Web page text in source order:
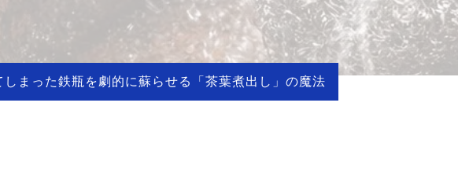
まった鉄瓶を劇的に蘇らせる「茶葉煮出し」の魔法